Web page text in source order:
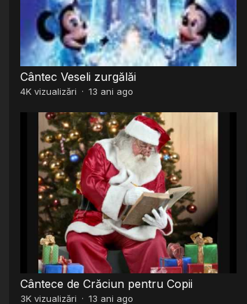
Cântec Veseli zurgălăi
4K vizualizări · 13 ani ago
Cântece de Crăciun pentru Copii
3K vizualizări · 13 ani ago